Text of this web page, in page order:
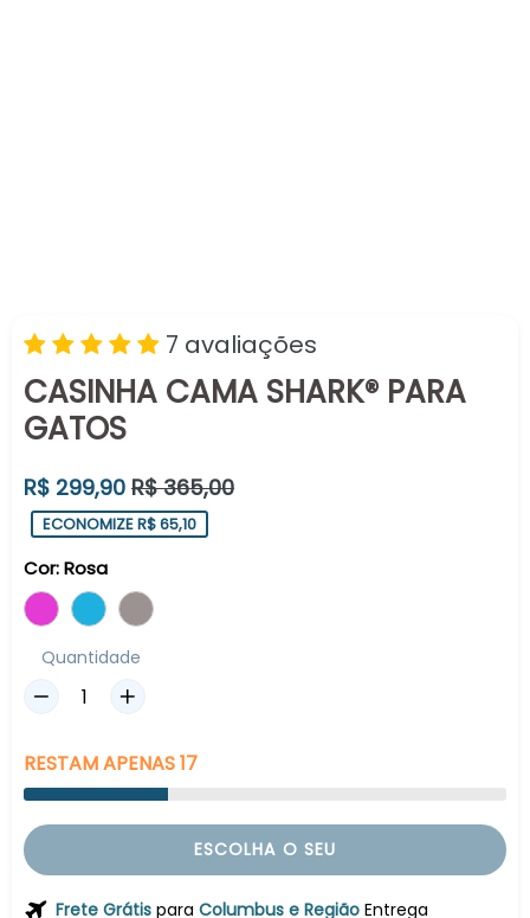
7 avaliações
CASINHA CAMA SHARK® PARA
GATOS
Preço
normal
R$ 299,90 R$ 365,00
ECONOMIZE R$ 65,10
Cor:Rosa
Quantidade
RESTAMAPENAS17
ESCOLHA O SEU
Frete Grátis para Columbus e Região Entrega